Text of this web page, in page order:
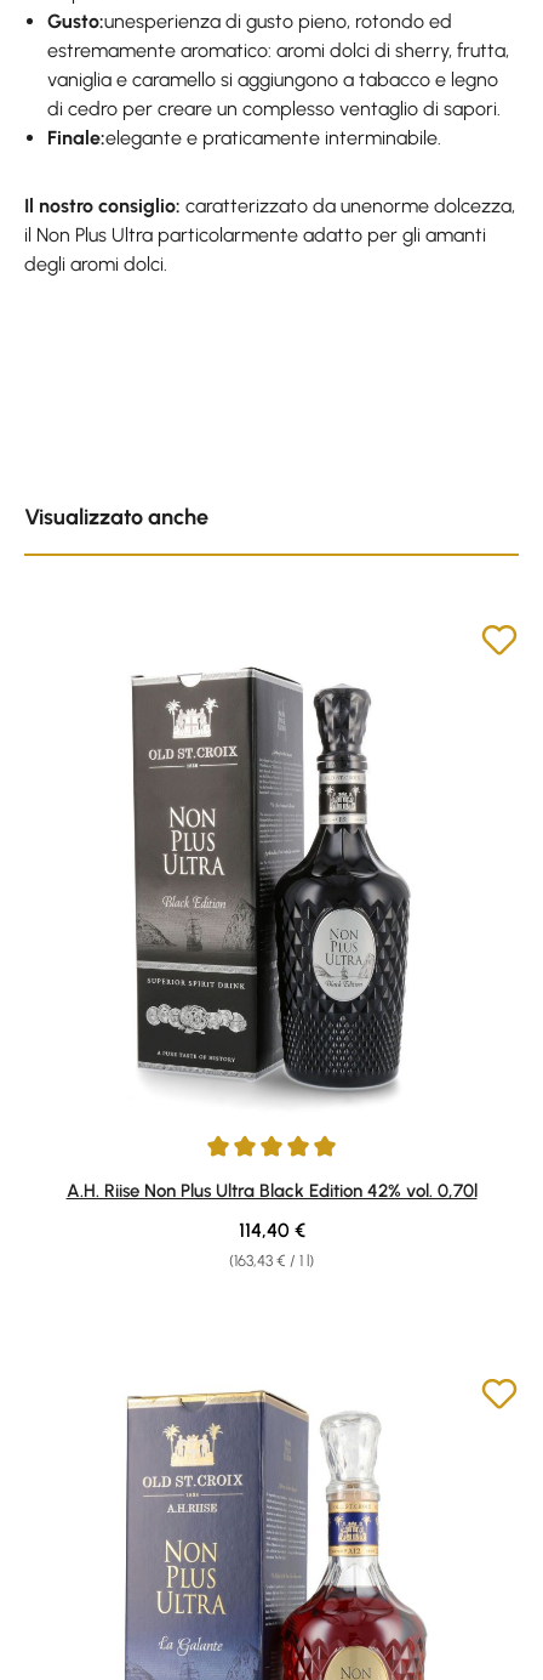
Gusto:unesperienza di gusto pieno, rotondo ed
estremamente aromatico: aromi dolci di sherry, frutta,
vaniglia e caramello si aggiungono a tabacco e legno
di cedro per creare un complesso ventaglio di sapori.
Finale:elegante e praticamente interminabile.
Il nostro consiglio: caratterizzato da unenorme dolcezza,
il Non Plus Ultra particolarmente adatto per gli amanti
degli aromi dolci.
Visualizzato anche
Average rating of 4.97 out of 5 stars
A.H. Riise Non Plus Ultra Black Edition 42% vol. 0,70l
(163,43 € / 1 l)
Regular price:
114,40 €